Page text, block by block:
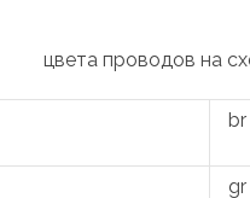
цвета проводов на
br